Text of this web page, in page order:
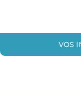
VOS